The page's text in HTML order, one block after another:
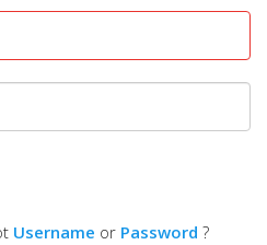
Username or Password ?